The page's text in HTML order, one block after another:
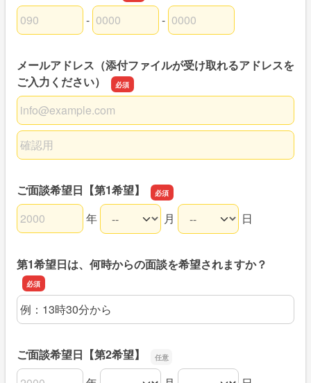
ご連絡先お電話番号の市外局番
-
ご連絡先お電話番号の市内局番
-
ご連絡先お電話番号の加入者番号
メールアドレス（添付ファイルが受け取れるアドレスを
ご入力ください）
メールアドレス（添付ファイルが受け取れるアドレスをご
メールアドレス（添付ファイルが受け取れるアドレスをご
ご面談希望日【第1希望】
ご面談希望日【第1希望】の年
年
ご面談希望日【第1希望】の月月
ご面談希望日【第1希望】の日 日
第1希望日は、何時からの面談を希望されますか？
第1希望日は、何時からの面談を希望されますか？
ご面談希望日【第2希望】